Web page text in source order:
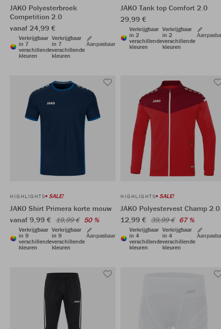
JAKO Polyesterbroek
Competition 2.0
vanaf 24,99 €
Verkrijgbaar
in 7
verschillende
kleuren
Verkrijgbaar
in 7
verschillende
kleuren
Aanpasbaar
JAKO Tank top Comfort 2.0
29,99 €
Verkrijgbaar
in 2
verschillende
kleuren
Verkrijgbaar
in 2
verschillende
kleuren
HIGHLIGHTS SALE!
JAKO Shirt Primera korte mouw
vanaf 9,99 € 19,99 € 50 %
Verkrijgbaar
in 9
verschillende
kleuren
Verkrijgbaar
in 9
verschillende
kleuren
Aanpasbaar
HIGHLIGHTS SALE!
JAKO Polyestervest Champ 2.0
12,99 € 39,99 € 67 %
Verkrijgbaar
in 4
verschillende
kleuren
Verkrijgbaar
in 4
verschillende
kleuren